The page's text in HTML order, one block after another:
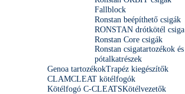
Fallblock
Ronstan beépíthető csigák
RONSTAN drótkötél csiga
Ronstan Core csigák
Ronstan csigatartozékok és
pótalkatrészek
Genoa tartozékokTrapéz kiegészítők
CLAMCLEAT kötélfogók
Kötélfogó C-CLEATSKötélvezetők